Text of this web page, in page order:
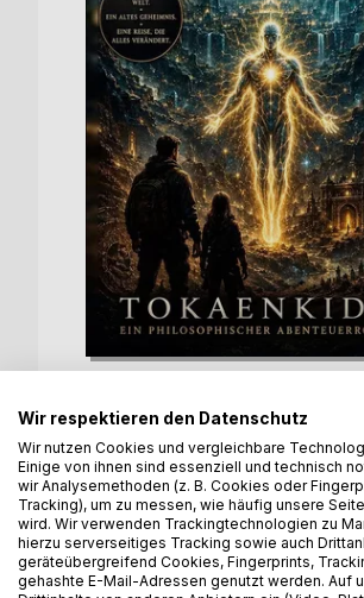
BESCHREIBUNG
Was, wenn die Legende von
Als der Archivar Leo auf ein
eine Reise in die tiefsten
Wir respektieren den Datenschutz
Wir nutzen Cookies und vergleichbare
Einige von ihnen sind essenziell und technisch
wir Analysemethoden (z. B. Cookies oder
Tracking), um zu messen, wie häufig unsere
wird. Wir verwenden Trackingtechnologien zu
hierzu serverseitiges Tracking sowie auch
geräteübergreifend Cookies, Fingerprints,
gehashte E-Mail-Adressen genutzt werden. Auf